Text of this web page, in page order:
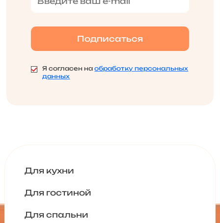
Я согласен наобработку персональных
данных
Для кухни
Для гостиной
Для спальни